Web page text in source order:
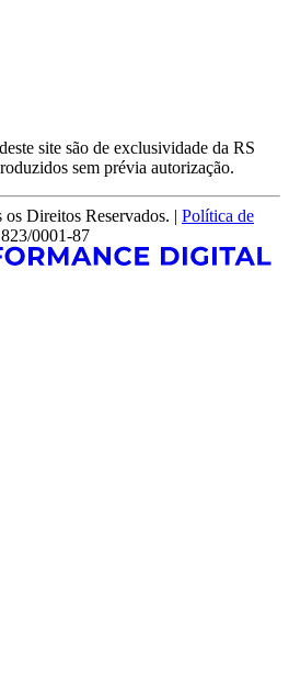
site são de exclusividade da RS
sem prévia autorização.
Direitos Reservados. | Política de
0001-87